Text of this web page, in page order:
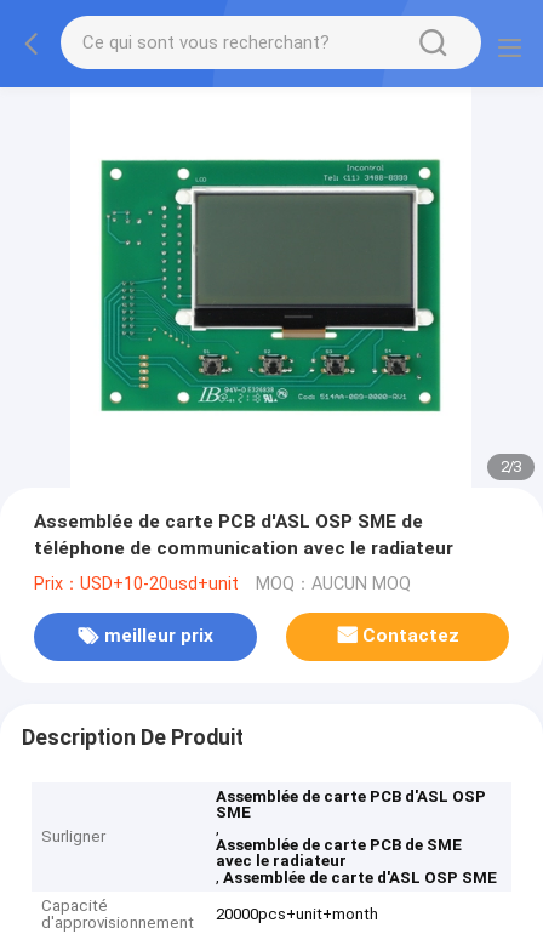
2/3
Assemblée de carte PCB d'ASL OSP SME de
téléphone de communication avec le radiateur
Prix：USD+10-20usd+unit MOQ：AUCUN MOQ
meilleur prix Contactez
Description De Produit
Surligner
Assemblée de carte PCB d'ASL OSP
SME
,
Assemblée de carte PCB de SME
avec le radiateur
,Assemblée de carte d'ASL OSP SME
Capacité
d'approvisionnement
20000pcs+unit+month